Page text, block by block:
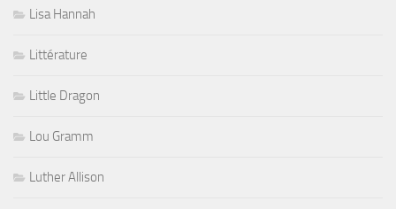
Lisa Hannah
Littérature
Little Dragon
Lou Gramm
Luther Allison